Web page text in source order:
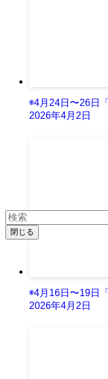
◉4月24日〜26日
2026年4月2日
◉4月16日〜19日
2026年4月2日
閉じる